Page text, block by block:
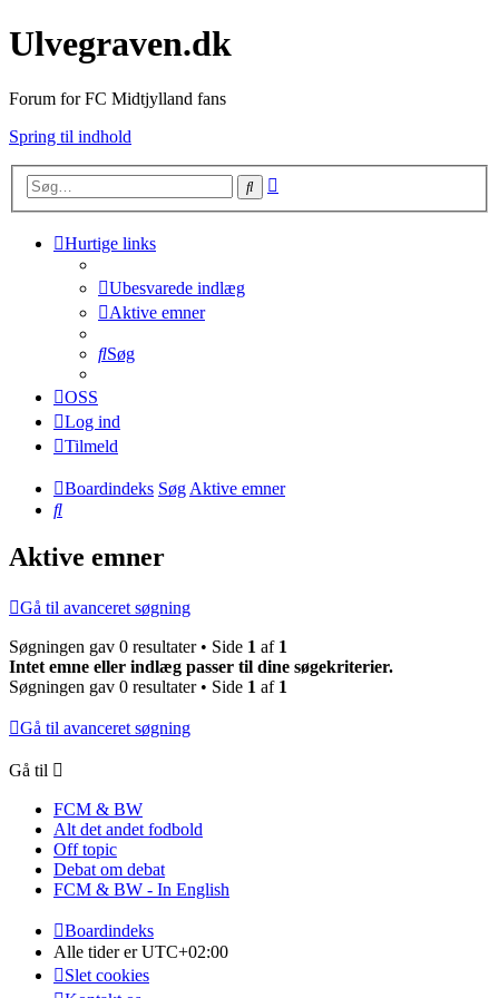
Ulvegraven.dk
Forum for FC Midtjylland fans
Spring til indhold
Søg
Hurtige links
Ubesvarede indlæg
Aktive emner
Søg
OSS
Log ind
Tilmeld
Boardindeks SøgAktive emner
Søg
Aktive emner
Gå til avanceret søgning
Søgningen gav 0 resultater • Side 1 af 1
Intet emne eller indlæg passer til dine søgekriterier.
Søgningen gav 0 resultater • Side 1 af 1
Gå til avanceret søgning
Gå til
FCM & BW
Alt det andet fodbold
Off topic
Debat om debat
FCM & BW - In English
Boardindeks
Alle tider erUTC+02:00
Slet cookies